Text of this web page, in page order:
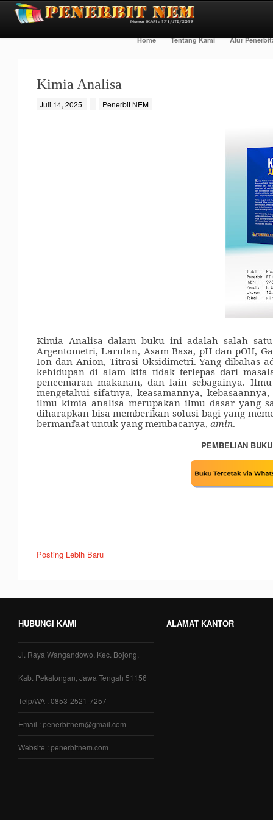
Home Tentang Kami Alur
Kimia Analisa
Juli 14, 2025 Penerbit NEM
Kimia Analisa dalam buku ini adalah salah
Argentometri, Larutan, Asam Basa, pH dan pOH,
Ion dan Anion, Titrasi Oksidimetri. Yang dibahas
kehidupan di alam kita tidak terlepas dari
pencemaran makanan, dan lain sebagainya.
mengetahui sifatnya, keasamannya,
ilmu kimia analisa merupakan ilmu dasar yang
diharapkan bisa memberikan solusi bagi yang
bermanfaat untuk yang membacanya, amin.
PEMBELIAN
Posting Lebih Baru
HUBUNGI KAMI
Jl. Raya Wangandowo, Kec. Bojong,
Kab. Pekalongan, Jawa Tengah 51156
Telp/WA : 0853-2521-7257
Email : penerbitnem@gmail.com
Website : penerbitnem.com
ALAMAT KANTOR